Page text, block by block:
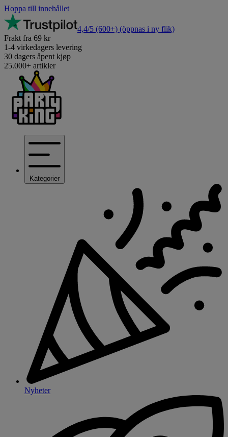
Hoppa till innehållet
4,4/5 (600+) (öppnas i ny flik)
Frakt fra 69 kr
1-4 virkedagers levering
30 dagers åpent kjøp
25.000+ artikler
Kategorier
Nyheter